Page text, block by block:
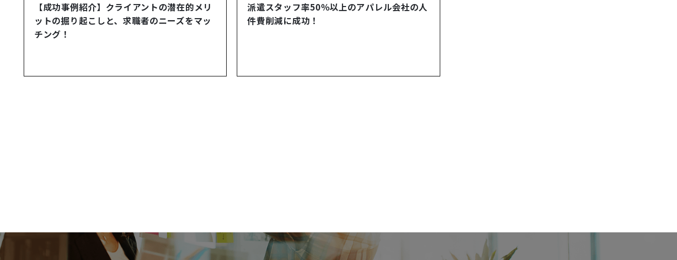
【成功事例紹介】クライアントの潜在的メリ
ットの掘り起こしと、求職者のニーズをマッ
チング！
派遣スタッフ率50％以上のアパレル会社の人
件費削減に成功！